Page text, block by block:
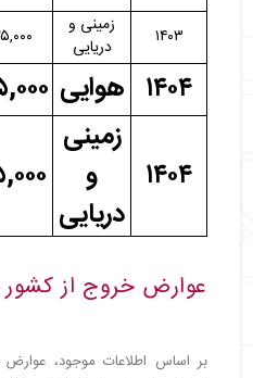
۱۴۰۳
زمینی و
دریایی
۱۴۰۴ هوایی
۱۴۰۴
زمینی
و
دریایی
عوارض خروج از کشور
بر اساس اطلاعات موجود،